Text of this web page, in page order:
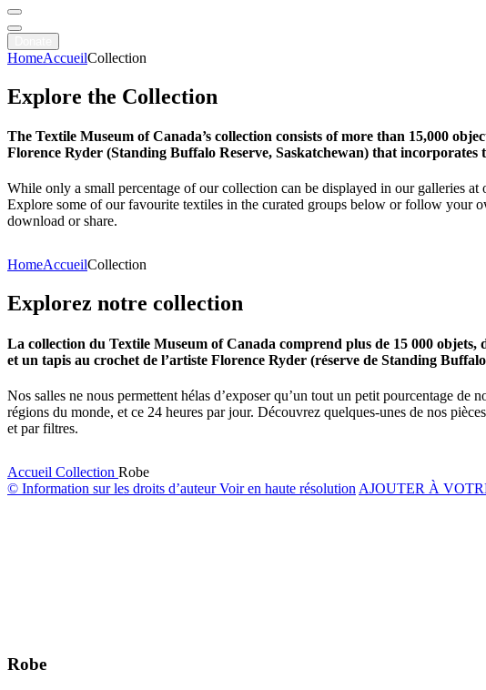
HomeAccueilCollection
Explore the Collection
The Textile Museum of Canada’s collection consists of more than 15,000
Florence Ryder (Standing Buffalo Reserve, Saskatchewan) that incorporates
While only a small percentage of our collection can be displayed in our galleries
Explore some of our favourite textiles in the curated groups below or follow your
download or share.
HomeAccueilCollection
Explorez notre collection
La collection du Textile Museum of Canada comprend plus de 15 000 objets,
et un tapis au crochet de l’artiste Florence Ryder (réserve de Standing
Nos salles ne nous permettent hélas d’exposer qu’un tout un petit pourcentage
régions du monde, et ce 24 heures par jour. Découvrez quelques-unes de nos
et par filtres.
Accueil Collection Robe
© Information sur les droits d’auteurVoir en haute résolution AJOUTER À
Robe